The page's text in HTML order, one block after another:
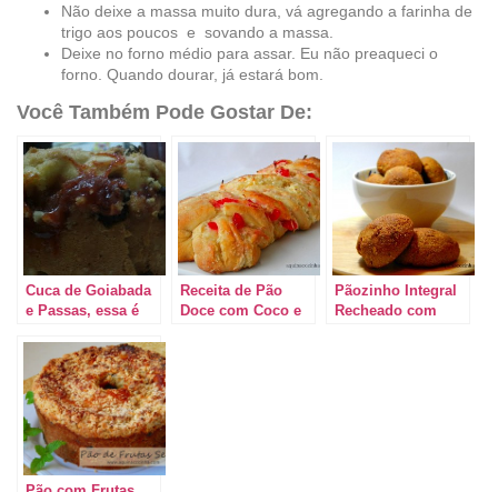
Não deixe a massa muito dura, vá agregando a farinha de
trigo aos poucos e sovando a massa.
Deixe no forno médio para assar. Eu não preaqueci o
forno. Quando dourar, já estará bom.
Você Também Pode Gostar De:
Cuca de Goiabada
e Passas, essa é
Receita de Pão
Doce com Coco e
Pãozinho Integral
Recheado com